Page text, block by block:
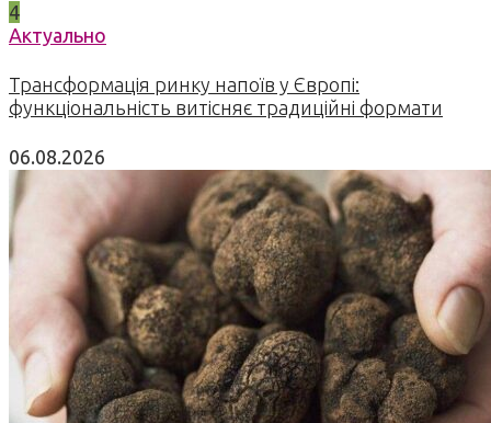
4
Актуально
Трансформація ринку напоїв у Європі:
функціональність витісняє традиційні формати
06.08.2026